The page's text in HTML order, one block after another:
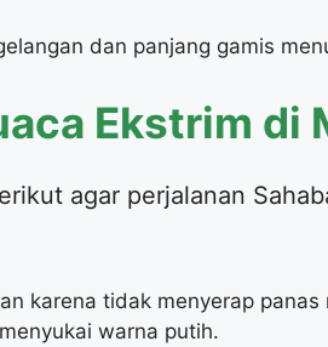
dan panjang gamis
Ekstrim di
agar perjalanan
karena tidak menyerap
warna putih.